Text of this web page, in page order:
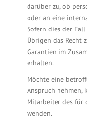
darüber zu, ob
oder an eine
Sofern dies der
Übrigen das Recht
Garantien im
erhalten.
Möchte eine
Anspruch nehmen,
Mitarbeiter des für
wenden.